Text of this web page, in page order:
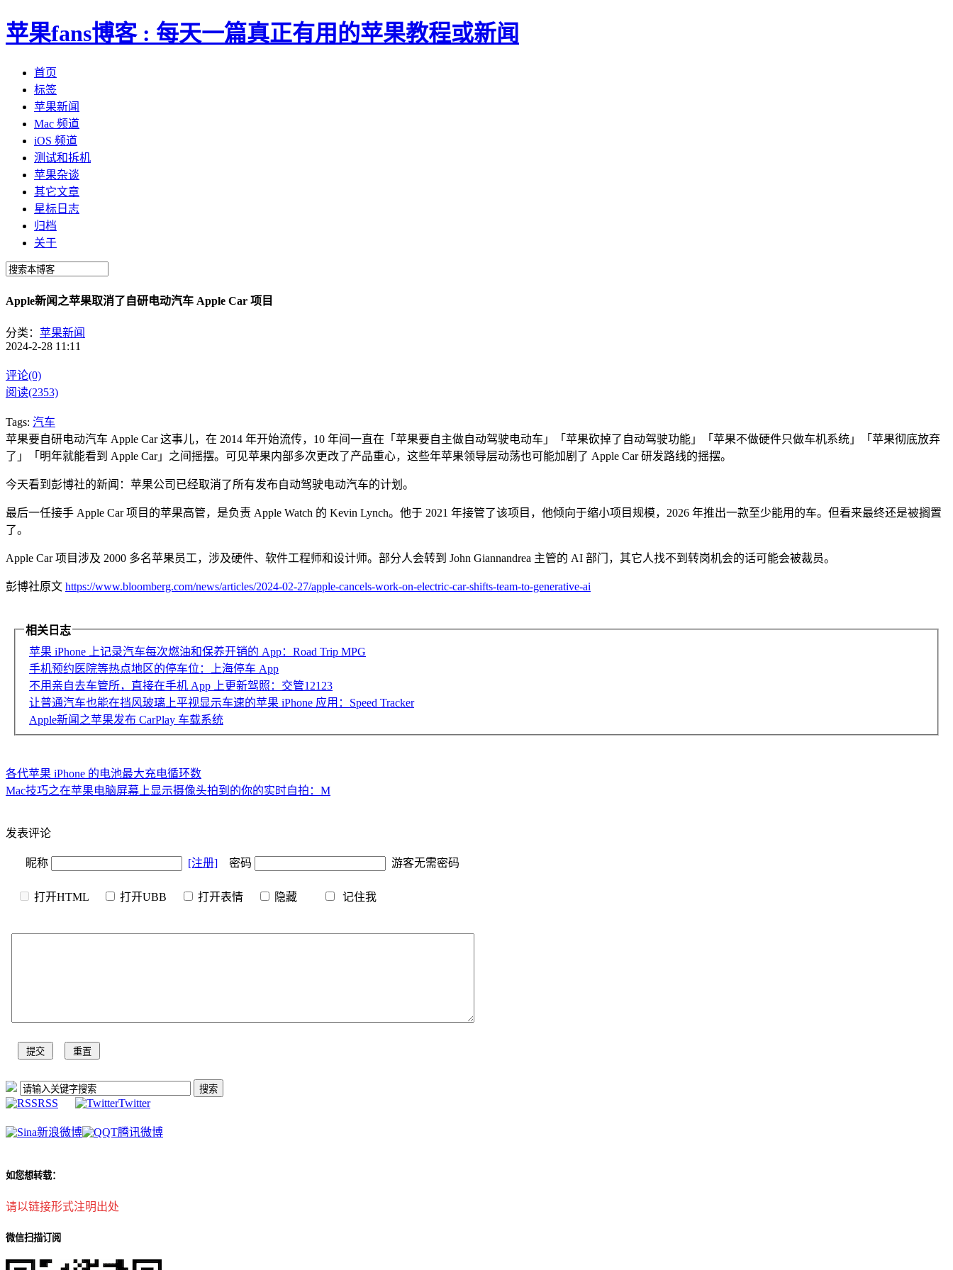
苹果fans博客 : 每天一篇真正有用的苹果教程或新闻
首页
标签
苹果新闻
Mac 频道
iOS 频道
测试和拆机
苹果杂谈
其它文章
星标日志
归档
关于
Apple新闻之苹果取消了自研电动汽车 Apple Car 项目
分类： 苹果新闻
2024-2-28 11:11
评论(0)
阅读(2353)
Tags: 汽车
苹果要自研电动汽车 Apple Car 这事儿，在 2014 年开始流传，10 年间一直在「苹果要自主做自动驾驶电动车」「苹果砍掉了自动驾驶功能」「苹果不做硬件只做车机系统」「苹果彻底放弃
了」「明年就能看到 Apple Car」之间摇摆。可见苹果内部多次更改了产品重心，这些年苹果领导层动荡也可能加剧了 Apple Car 研发路线的摇摆。
今天看到彭博社的新闻：苹果公司已经取消了所有发布自动驾驶电动汽车的计划。
最后一任接手 Apple Car 项目的苹果高管，是负责 Apple Watch 的 Kevin Lynch。他于 2021 年接管了该项目，他倾向于缩小项目规模，2026 年推出一款至少能用的车。但看来最终还是被搁置
了。
Apple Car 项目涉及 2000 多名苹果员工，涉及硬件、软件工程师和设计师。部分人会转到 John Giannandrea 主管的 AI 部门，其它人找不到转岗机会的话可能会被裁员。
彭博社原文 https://www.bloomberg.com/news/articles/2024-02-27/apple-cancels-work-on-electric-car-shifts-team-to-generative-ai
相关日志
苹果 iPhone 上记录汽车每次燃油和保养开销的 App：Road Trip MPG
手机预约医院等热点地区的停车位：上海停车 App
不用亲自去车管所，直接在手机 App 上更新驾照：交管12123
让普通汽车也能在挡风玻璃上平视显示车速的苹果 iPhone 应用：Speed Tracker
Apple新闻之苹果发布 CarPlay 车载系统
各代苹果 iPhone 的电池最大充电循环数
Mac技巧之在苹果电脑屏幕上显示摄像头拍到的你的实时自拍：M
发表评论
昵称 [注册] 密码 游客无需密码
打开HTML 打开UBB 打开表情 隐藏 记住我
RSS Twitter
新浪微博 腾讯微博
如您想转载：
请以链接形式注明出处
微信扫描订阅